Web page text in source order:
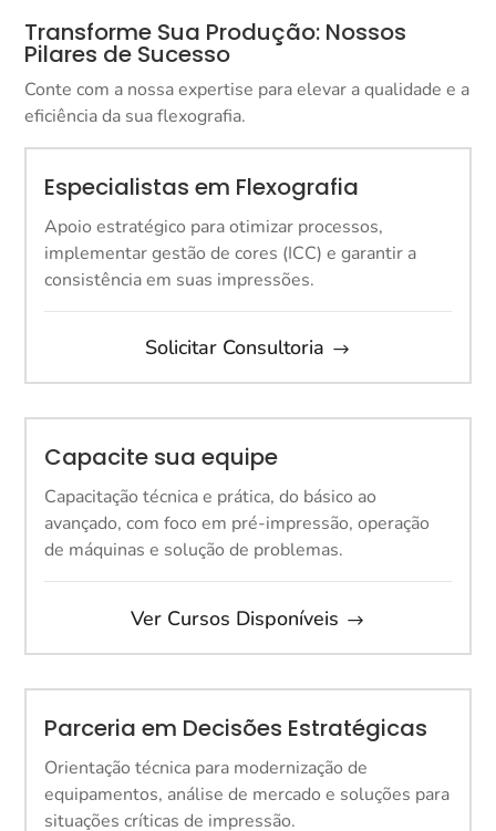
Transforme Sua Produção: Nossos
Pilares de Sucesso
Conte com a nossa expertise para elevar a qualidade e a
eficiência da sua flexografia.
Especialistas em Flexografia
Apoio estratégico para otimizar processos,
implementar gestão de cores (ICC) e garantir a
consistência em suas impressões.
Solicitar Consultoria
Capacite sua equipe
Capacitação técnica e prática, do básico ao
avançado, com foco em pré-impressão, operação
de máquinas e solução de problemas.
Ver Cursos Disponíveis
Parceria em Decisões Estratégicas
Orientação técnica para modernização de
equipamentos, análise de mercado e soluções para
situações críticas de impressão.